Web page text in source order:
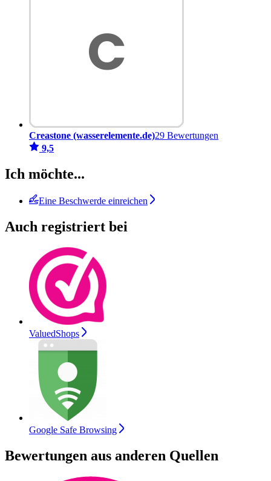
Creastone (wasserelemente.de)29 Bewertungen
9,5
Ich möchte...
Eine Beschwerde einreichen
Auch registriert bei
ValuedShops
Google Safe Browsing
Bewertungen aus anderen Quellen